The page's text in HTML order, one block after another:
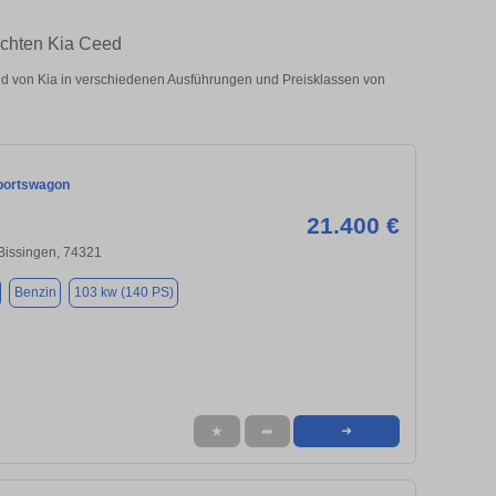
Kia Ceed
von Kia in verschiedenen Ausführungen und Preisklassen von
21.400 €
74321
Benzin 103 kw (140 PS)
★ ➦ ➜